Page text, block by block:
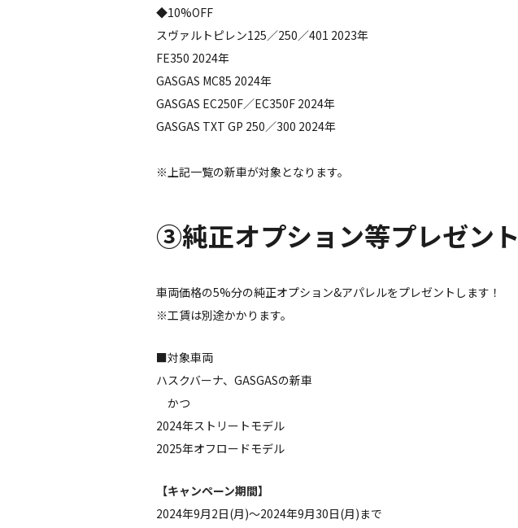
◆10%OFF
スヴァルトピレン125／250／401 2023年
FE350 2024年
GASGAS MC85 2024年
GASGAS EC250F／EC350F 2024年
GASGAS TXT GP 250／300 2024年
※上記一覧の新車が対象となります。
③純正オプション等プレゼント
車両価格の5%分の純正オプション&アパレルをプレゼントします！
※工賃は別途かかります。
■対象車両
ハスクバーナ、GASGASの新車
かつ
2024年ストリートモデル
2025年オフロードモデル
【キャンペーン期間】
2024年9月2日(月)～2024年9月30日(月)まで